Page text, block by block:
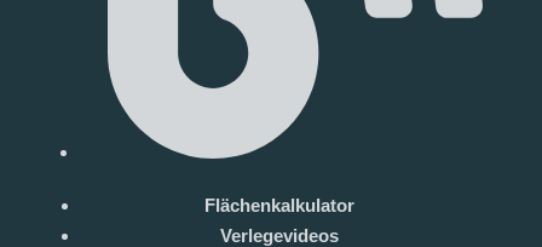
Flächenkalkulator
Verlegevideos